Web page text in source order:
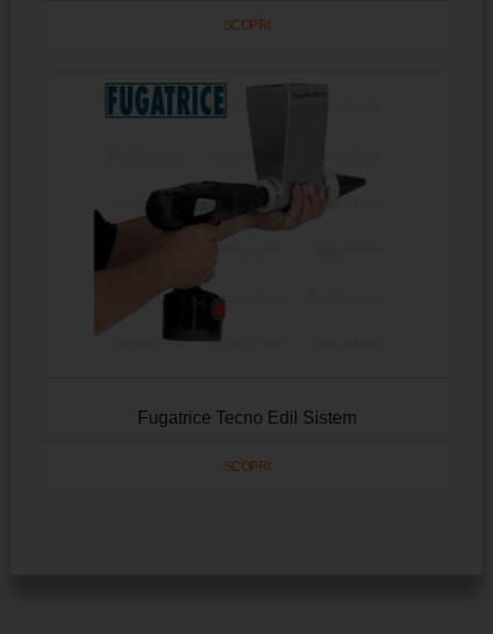
SCOPRI
Fugatrice Tecno Edil Sistem
SCOPRI